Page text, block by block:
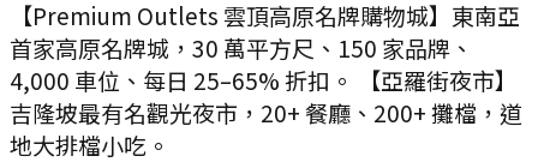
【Premium Outlets 雲頂高原名牌購物城】東南亞
首家高原名牌城，30 萬平方尺、150 家品牌、
4,000 車位、每日 25–65% 折扣。 【亞羅街夜市】
吉隆坡最有名觀光夜市，20+ 餐廳、200+ 攤檔，道
地大排檔小吃。